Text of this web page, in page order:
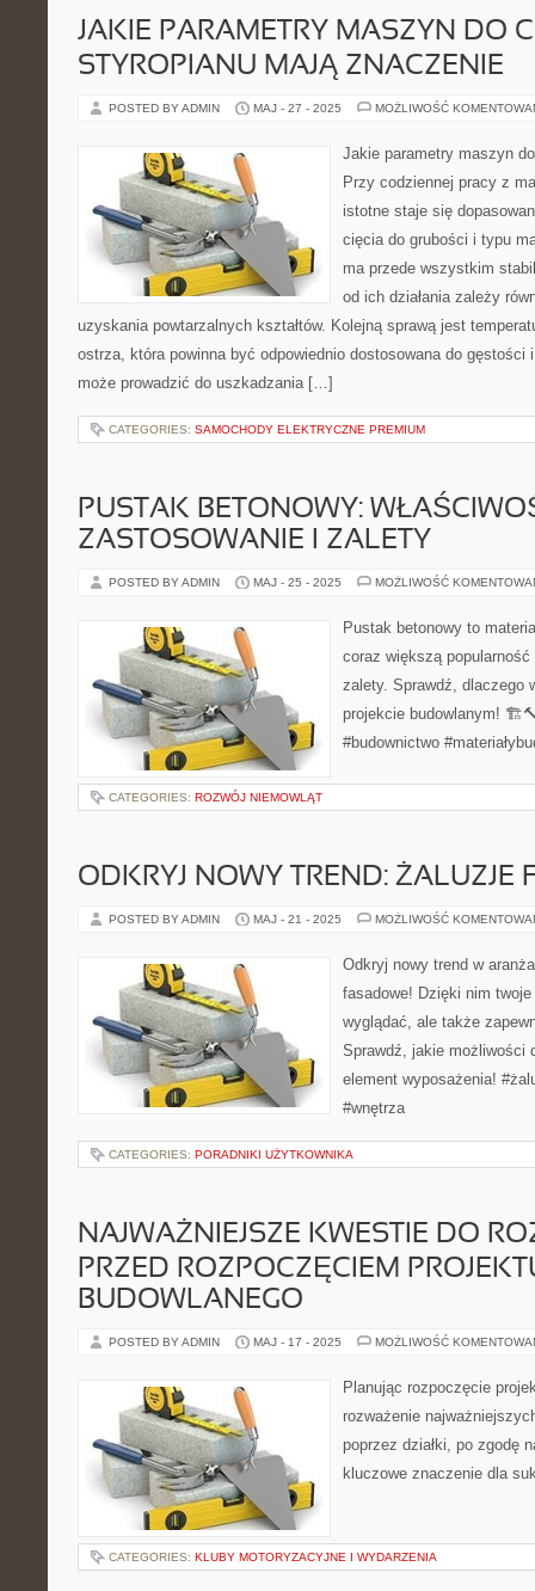
JAKIE PARAMETRY MASZYN DO
STYROPIANU MAJĄ ZNACZENIE
POSTED BY ADMIN MAJ - 27 - 2025 MOŻLIWOŚĆ
Jakie parametry maszyn
Przy codziennej pracy z
istotne staje się
cięcia do grubości i typu
ma przede wszystkim
od ich działania zależy
uzyskania powtarzalnych kształtów. Kolejną sprawą jest
ostrza, która powinna być odpowiednio dostosowana do gęstości
może prowadzić do uszkadzania […]
CATEGORIES: SAMOCHODY ELEKTRYCZNE PREMIUM
PUSTAK BETONOWY:
ZASTOSOWANIE I ZALETY
POSTED BY ADMIN MAJ - 25 - 2025 MOŻLIWOŚĆ
Pustak betonowy to
coraz większą
zalety. Sprawdź, dlaczego
projekcie budowlanym!
#budownictwo
CATEGORIES: ROZWÓJ NIEMOWLĄT
ODKRYJ NOWY TREND: ŻALUZJE
POSTED BY ADMIN MAJ - 21 - 2025 MOŻLIWOŚĆ
Odkryj nowy trend w
fasadowe! Dzięki nim
wyglądać, ale także
Sprawdź, jakie możliwości
element wyposażenia!
#wnętrza
CATEGORIES: PORADNIKI UŻYTKOWNIKA
NAJWAŻNIEJSZE KWESTIE DO
PRZED ROZPOCZĘCIEM
BUDOWLANEGO
POSTED BY ADMIN MAJ - 17 - 2025 MOŻLIWOŚĆ
Planując rozpoczęcie
rozważenie
poprzez działki, po zgodę
kluczowe znaczenie dla
CATEGORIES: KLUBY MOTORYZACYJNE I WYDARZENIA